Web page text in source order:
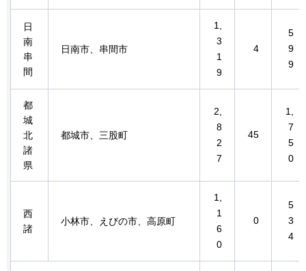
日
南
串
間
日南市、串間市
1,
3
1
9
4
5
9
9
都
城
北
諸
県
都城市、三股町
2,
8
2
7
45
1,
7
5
0
西
諸
小林市、えびの市、高原町
1,
1
6
0
0
5
3
4